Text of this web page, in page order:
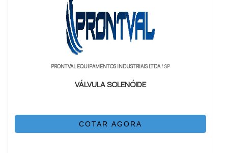
PRONTVAL EQUIPAMENTOS INDUSTRIAIS LTDA/ SP
VÁLVULA SOLENÓIDE
COTAR AGORA